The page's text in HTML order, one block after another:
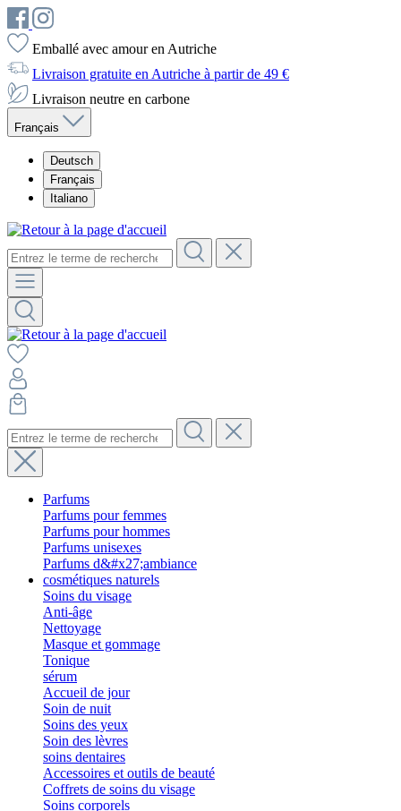
Emballé avec amour en Autriche
Livraison gratuite en Autriche à partir de 49 €
Livraison neutre en carbone
Français
Deutsch
Français
Italiano
Parfums
Parfums pour femmes
Parfums pour hommes
Parfums unisexes
Parfums d&#x27;ambiance
cosmétiques naturels
Soins du visage
Anti-âge
Nettoyage
Masque et gommage
Tonique
sérum
Accueil de jour
Soin de nuit
Soins des yeux
Soin des lèvres
soins dentaires
Accessoires et outils de beauté
Coffrets de soins du visage
Soins corporels